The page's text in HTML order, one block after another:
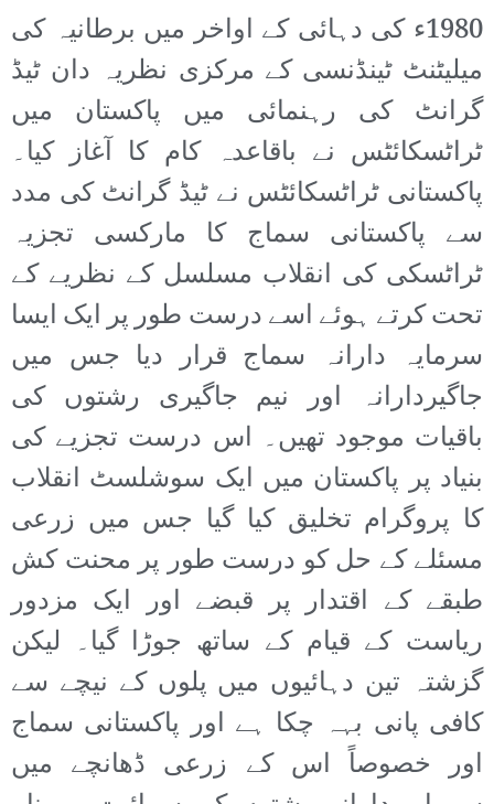
1980ء کی دہائی کے اواخر میں برطانیہ کی
میلیٹنٹ ٹینڈنسی کے مرکزی نظریہ دان ٹیڈ
گرانٹ کی رہنمائی میں پاکستان میں
ٹراٹسکائٹس نے باقاعدہ کام کا آغاز کیا۔
پاکستانی ٹراٹسکائٹس نے ٹیڈ گرانٹ کی مدد
سے پاکستانی سماج کا مارکسی تجزیہ
ٹراٹسکی کی انقلاب مسلسل کے نظریے کے
تحت کرتے ہوئے اسے درست طور پر ایک ایسا
سرمایہ دارانہ سماج قرار دیا جس میں
جاگیردارانہ اور نیم جاگیری رشتوں کی
باقیات موجود تھیں۔ اس درست تجزیے کی
بنیاد پر پاکستان میں ایک سوشلسٹ انقلاب
کا پروگرام تخلیق کیا گیا جس میں زرعی
مسئلے کے حل کو درست طور پر محنت کش
طبقے کے اقتدار پر قبضے اور ایک مزدور
ریاست کے قیام کے ساتھ جوڑا گیا۔ لیکن
گزشتہ تین دہائیوں میں پلوں کے نیچے سے
کافی پانی بہہ چکا ہے اور پاکستانی سماج
اور خصوصاً اس کے زرعی ڈھانچے میں